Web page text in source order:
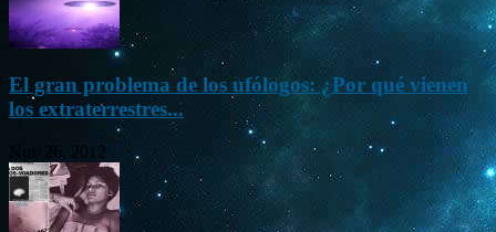
El gran problema de los ufólogos: ¿Por qué vienen
los extraterrestres...
Nov 26, 2012